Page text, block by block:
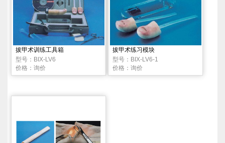
拔甲术训练工具箱
型号：BIX-LV6
价格：询价
拔甲术练习模块
型号：BIX-LV6-1
价格：询价